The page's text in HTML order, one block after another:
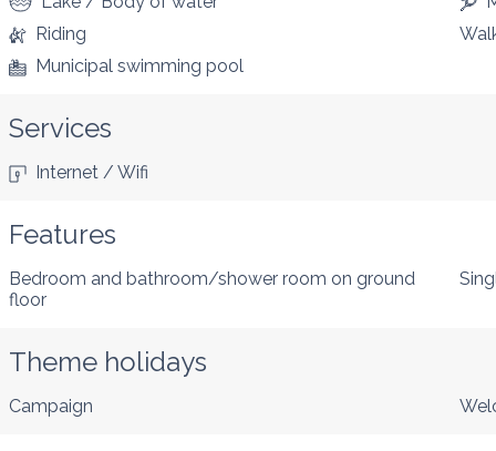
Riding
Municipal swimming pool
Services
Internet / Wifi
Features
Bedroom and bathroom/shower room on ground
floor
Theme holidays
Campaign